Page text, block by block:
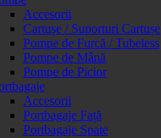
Accesorii
Cartușe / Suporturi Cartușe
Pompe de Furcă / Tubeless
Pompe de Mână
Pompe de Picior
Accesorii
Portbagaje Față
Portbagaje Spate